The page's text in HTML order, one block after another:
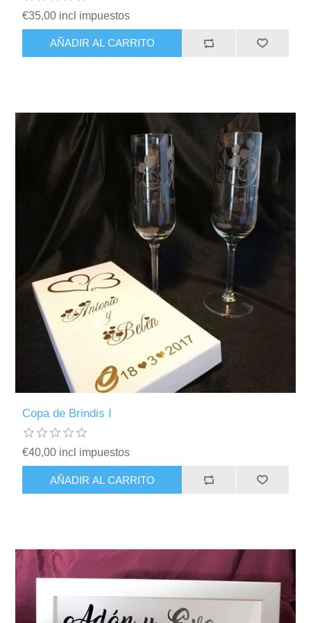
€35,00 incl impuestos
AÑADIR AL CARRITO
Copa de Brindis I
€40,00 incl impuestos
AÑADIR AL CARRITO